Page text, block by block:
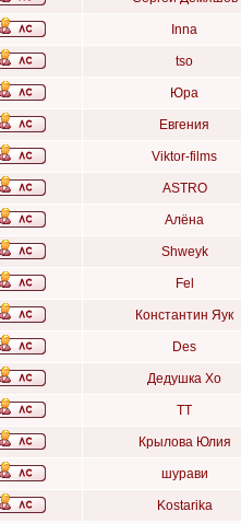
Inna
tso
Юра
Евгения
Viktor-films
ASTRO
Алёна
Shweyk
Fel
Константин Яук
Des
Дедушка Хо
ТТ
Крылова Юлия
шурави
Kostarika